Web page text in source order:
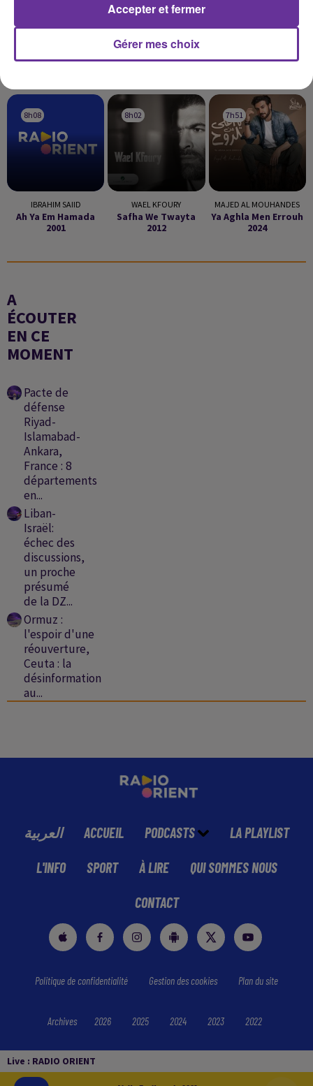
Live : RADIO ORIENT
LA PLAYLIST
8h08
8h08
IBRAHIM SAIID
Ah Ya Em Hamada
2001
8h02
8h02
WAEL KFOURY
Safha We Twayta
2012
7h51
7h51
MAJED AL MOUHANDES
Ya Aghla Men Errouh
2024
A
ÉCOUTER
EN CE
MOMENT
Pacte de
défense
Riyad-
Islamabad-
Ankara,
France : 8
départements
en...
Liban-
Israël:
échec des
discussions,
un proche
présumé
de la DZ...
Ormuz :
l'espoir d'une
réouverture,
Ceuta : la
désinformation
au...
العربية ACCUEIL PODCASTS LA PLAYLIST
L'INFO SPORT À LIRE QUI SOMMES NOUS
CONTACT
Politique de confidentialité Gestion des cookies Plan du site
Archives 2026 2025 2024 2023 2022
Gérer mes choix
Accepter et fermer